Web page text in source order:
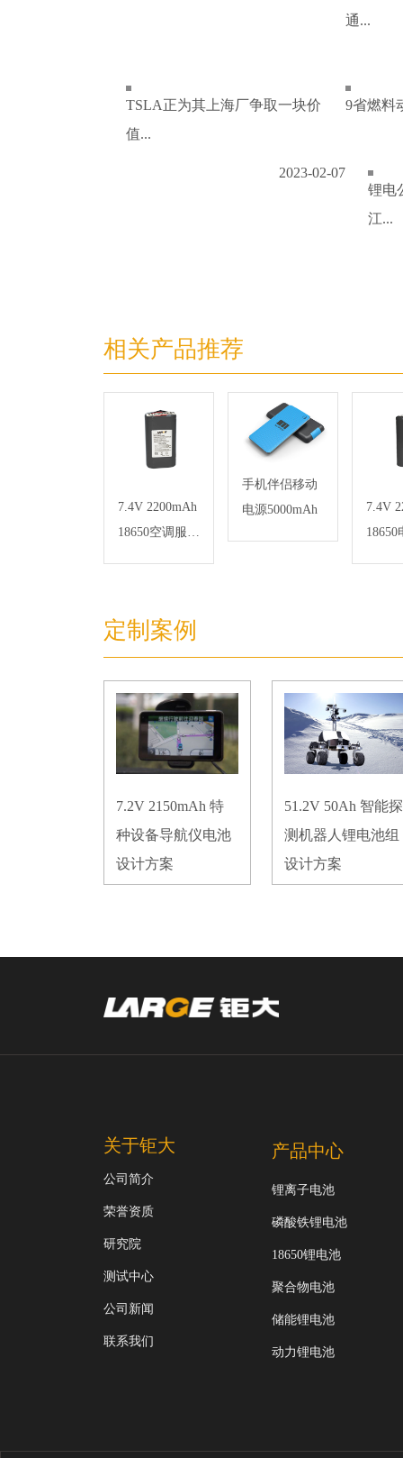
通...
TSLA正为其上海厂争取一块价
值...
2023-02-07
9省燃料
锂电
江...
相关产品推荐
7.4V 2200mAh
18650空调服锂
手机伴侣移动
电源5000mAh
7.4V
18650
定制案例
7.2V 2150mAh 特
种设备导航仪电池
设计方案
51.2V 50Ah 智能探
测机器人锂电池组
设计方案
关于钜大
公司简介
荣誉资质
研究院
测试中心
公司新闻
联系我们
产品中心
锂离子电池
磷酸铁锂电池
18650锂电池
聚合物电池
储能锂电池
动力锂电池